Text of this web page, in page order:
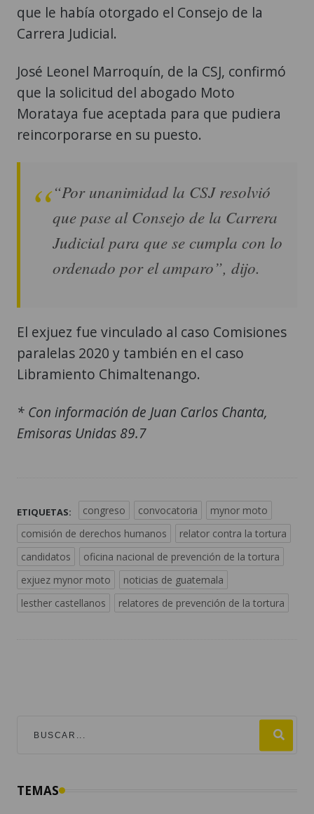
que le había otorgado el Consejo de la
Carrera Judicial.
José Leonel Marroquín, de la CSJ, confirmó
que la solicitud del abogado Moto
Morataya fue aceptada para que pudiera
reincorporarse en su puesto.
“Por unanimidad la CSJ resolvió
que pase al Consejo de la Carrera
Judicial para que se cumpla con lo
ordenado por el amparo”, dijo.
El exjuez fue vinculado al caso Comisiones
paralelas 2020 y también en el caso
Libramiento Chimaltenango.
* Con información de Juan Carlos Chanta,
Emisoras Unidas 89.7
ETIQUETAS: congreso convocatoria
mynor moto
comisión de derechos humanos
relator contra la tortura
candidatos
oficina nacional de prevención de la tortura
exjuez mynor moto
noticias de guatemala
lesther castellanos
relatores de prevención de la tortura
TEMAS